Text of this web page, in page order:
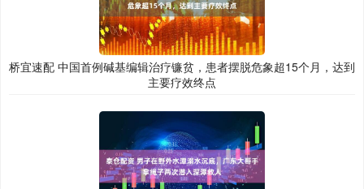
桥宜速配 中国首例碱基编辑治疗镰贫，患者摆脱危象超15个月，达到
主要疗效终点